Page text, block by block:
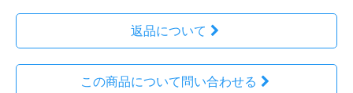
返品について
この商品について問い合わせる